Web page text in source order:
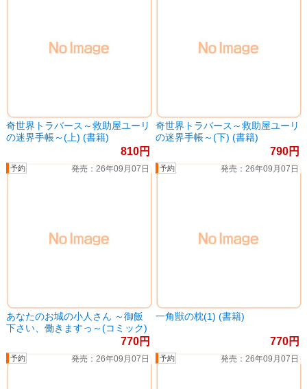
奇世界トラバース～救助屋ユーリ
の迷界手帳～(上) (書籍)
810
奇世界トラバース～救助屋ユーリ
の迷界手帳～(下) (書籍)
790
あなたのお城の小人さん ～御飯
下さい、働きますっ～(コミック)
26年09月07日
770
一角獣の枕(1) (書籍)
26年09月07日
770
26年09月07日 26年09月07日